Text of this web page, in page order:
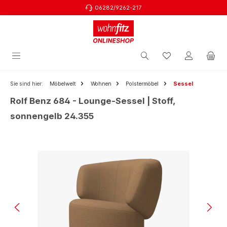
06282/9262-217
Sie sind hier: Möbelwelt Wohnen Polstermöbel Sessel
Rolf Benz 684 - Lounge-Sessel | Stoff,
sonnengelb 24.355